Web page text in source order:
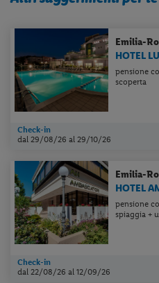
Emilia-
HOTEL
pensione
scoperta
Check-in
dal 29/08/26al 29/10/26
Emilia-
HOTEL
pensione
spiaggia +
Check-in
dal 22/08/26al 12/09/26